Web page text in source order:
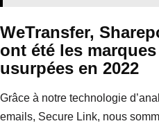
WeTransfer,
ont été les
usurpées en 2022
Grâce à notre technologie
emails, Secure Link, nous